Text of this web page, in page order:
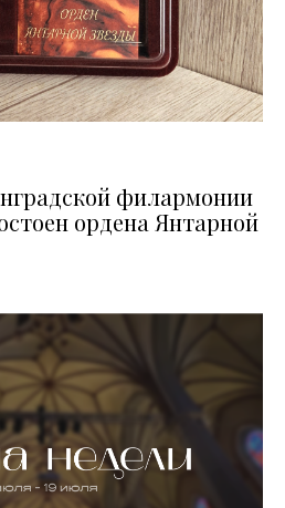
филармонии
ордена Янтарной